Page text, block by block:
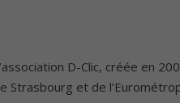
D-Clic, créée en
Strasbourg et de